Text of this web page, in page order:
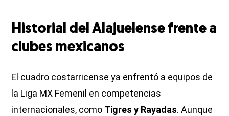
Historial del Alajuelense frente a
clubes mexicanos
El cuadro costarricense ya enfrentó a equipos de
la Liga MX Femenil en competencias
internacionales, como Tigres y Rayadas. Aunque